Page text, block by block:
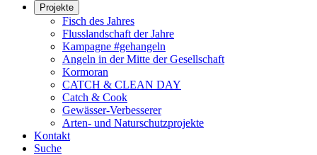
Projekte
Fisch des Jahres
Flusslandschaft der Jahre
Kampagne #gehangeln
Angeln in der Mitte der Gesellschaft
Kormoran
CATCH & CLEAN DAY
Catch & Cook
Gewässer-Verbesserer
Arten- und Naturschutzprojekte
Kontakt
Suche